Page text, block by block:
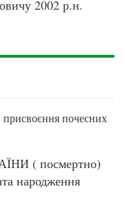
2002 р.н.
почесних
( посмертно)
народження